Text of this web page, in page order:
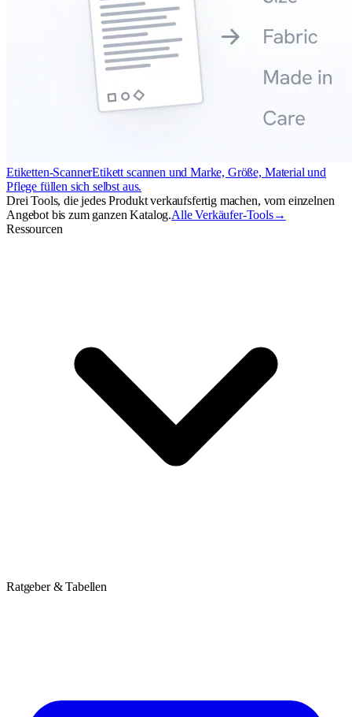
Etiketten-ScannerEtikett scannen und Marke, Größe, Material und
Pflege füllen sich selbst aus.
Drei Tools, die jedes Produkt verkaufsfertig machen, vom einzelnen
Angebot bis zum ganzen Katalog.Alle Verkäufer-Tools→
Ressourcen
Ratgeber & Tabellen